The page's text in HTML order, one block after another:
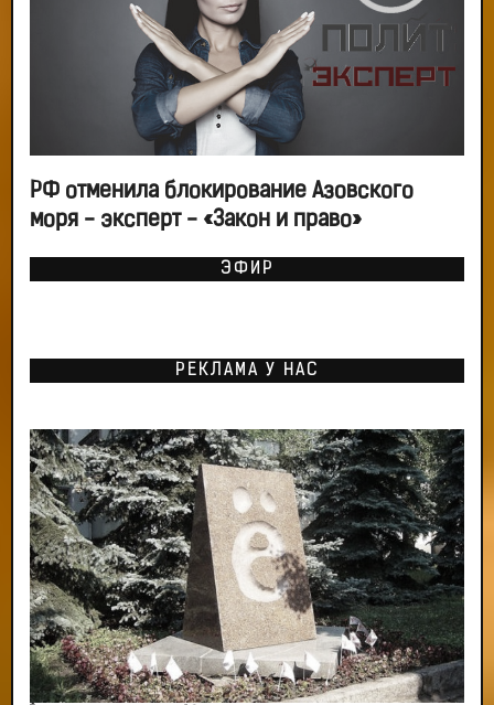
РФ отменила блокирование Азовского
моря - эксперт - «Закон и право»
ЭФИР
РЕКЛАМА У НАС